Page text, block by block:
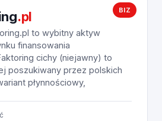
BIZ
.pl
to wybitny aktyw
finansowania
cichy (niejawny) to
poszukiwany przez polskich
płynnościowy,